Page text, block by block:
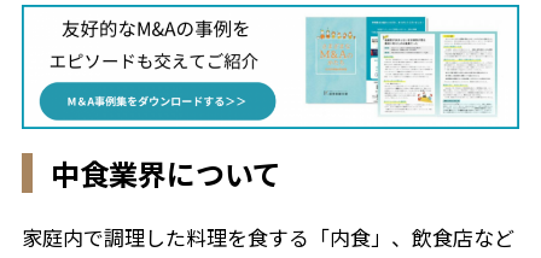
中食業界について
家庭内で調理した料理を食する「内食」、飲食店など